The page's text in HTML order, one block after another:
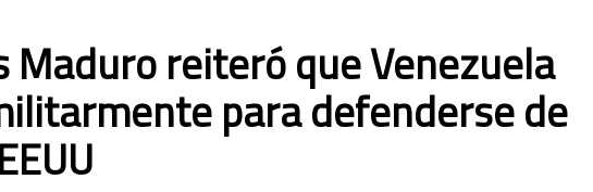
Maduro reiteró que Venezuela
para defenderse de